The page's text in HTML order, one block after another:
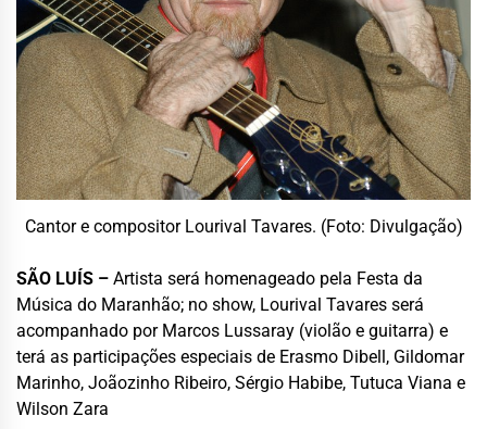
Cantor e compositor Lourival Tavares. (Foto: Divulgação)
SÃO LUÍS – Artista será homenageado pela Festa da
Música do Maranhão; no show, Lourival Tavares será
acompanhado por Marcos Lussaray (violão e guitarra) e
terá as participações especiais de Erasmo Dibell, Gildomar
Marinho, Joãozinho Ribeiro, Sérgio Habibe, Tutuca Viana e
Wilson Zara